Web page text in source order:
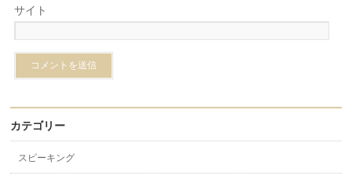
サイト
カテゴリー
スピーキング